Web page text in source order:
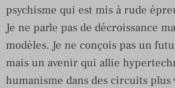
psychisme qui est mis à rude
Je ne parle pas de décroissance
modèles. Je ne conçois pas un
mais un avenir qui allie
humanisme dans des circuits plus